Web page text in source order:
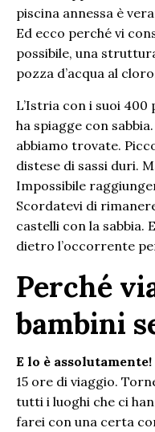
piscina annessa è
Ed ecco perché vi
possibile, una
pozza d’acqua al
L’Istria con i suoi
ha spiagge con
abbiamo trovate.
distese di sassi duri.
Impossibile
Scordatevi di
castelli con la
dietro l’occorrente
Perché
bambini
E lo è assolutamente!
15 ore di viaggio.
tutti i luoghi che ci
farei con una certa